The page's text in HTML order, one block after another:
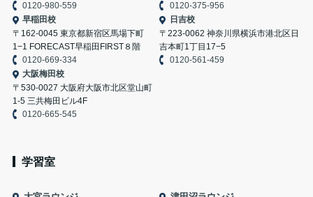
0120-980-559
0120-375-956
早稲田校
〒162-0045 東京都新宿区馬場下町
1−1 FORECAST早稲田FIRST８階
0120-669-334
日吉校
〒223-0062 神奈川県横浜市港北区日
吉本町1丁目17−5
0120-561-459
大阪梅田校
〒530-0027 大阪府大阪市北区堂山町
1-5 三共梅田ビル4F
0120-665-545
学習室